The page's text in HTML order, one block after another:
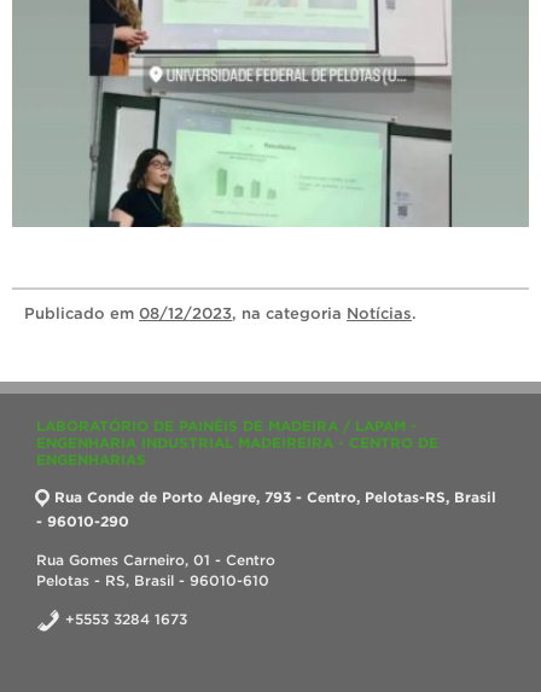
Publicado em 08/12/2023, na categoria Notícias.
LABORATÓRIO DE PAINÉIS DE MADEIRA / LAPAM -
ENGENHARIA INDUSTRIAL MADEIREIRA - CENTRO DE
ENGENHARIAS
Rua Conde de Porto Alegre, 793 - Centro, Pelotas-RS, Brasil
- 96010-290
Rua Gomes Carneiro, 01 - Centro
Pelotas - RS, Brasil - 96010-610
+5553 3284 1673